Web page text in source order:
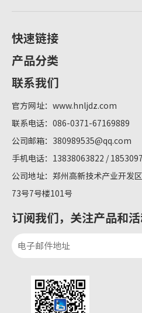
快速链接
产品分类
联系我们
官方网址： www.hnljdz.com
联系电话：086-0371-67169889
公司邮箱： 380989535@qq.com
手机电话：13838063822 /
公司地址：郑州高新技术产业开发
73号7号楼101号
订阅我们，关注产品和